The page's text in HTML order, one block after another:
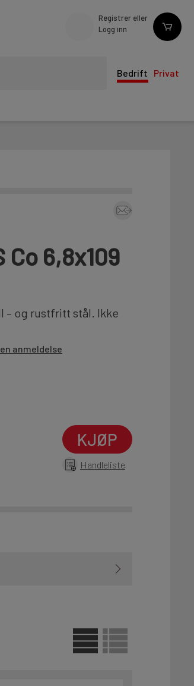
Registrer eller
Logg inn
Bedrift Privat
6,8x109
– og rustfritt stål. Ikke
anmeldelse
KJØP
Handleliste